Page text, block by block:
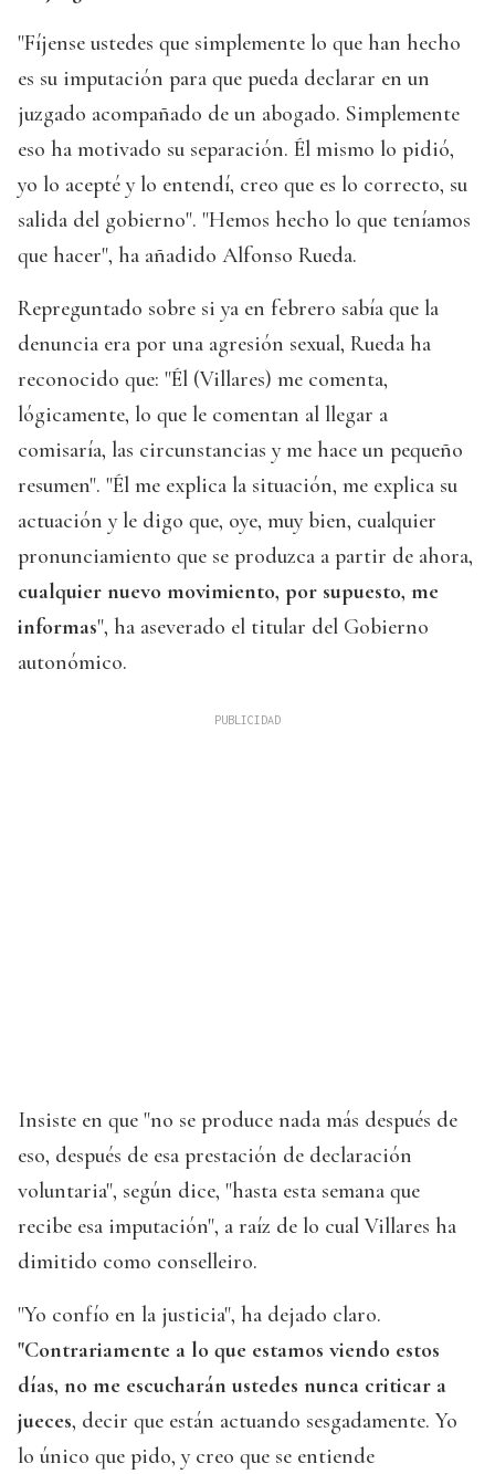
"Fíjense ustedes que simplemente lo que han hecho
es su imputación para que pueda declarar en un
juzgado acompañado de un abogado. Simplemente
eso ha motivado su separación. Él mismo lo pidió,
yo lo acepté y lo entendí, creo que es lo correcto, su
salida del gobierno". "Hemos hecho lo que teníamos
que hacer", ha añadido Alfonso Rueda.
Repreguntado sobre si ya en febrero sabía que la
denuncia era por una agresión sexual, Rueda ha
reconocido que: "Él (Villares) me comenta,
lógicamente, lo que le comentan al llegar a
comisaría, las circunstancias y me hace un pequeño
resumen". "Él me explica la situación, me explica su
actuación y le digo que, oye, muy bien, cualquier
pronunciamiento que se produzca a partir de ahora,
cualquier nuevo movimiento, por supuesto, me
informas", ha aseverado el titular del Gobierno
autonómico.
Insiste en que "no se produce nada más después de
eso, después de esa prestación de declaración
voluntaria", según dice, "hasta esta semana que
recibe esa imputación", a raíz de lo cual Villares ha
dimitido como conselleiro.
"Yo confío en la justicia", ha dejado claro.
"Contrariamente a lo que estamos viendo estos
días, no me escucharán ustedes nunca criticar a
jueces, decir que están actuando sesgadamente. Yo
lo único que pido, y creo que se entiende